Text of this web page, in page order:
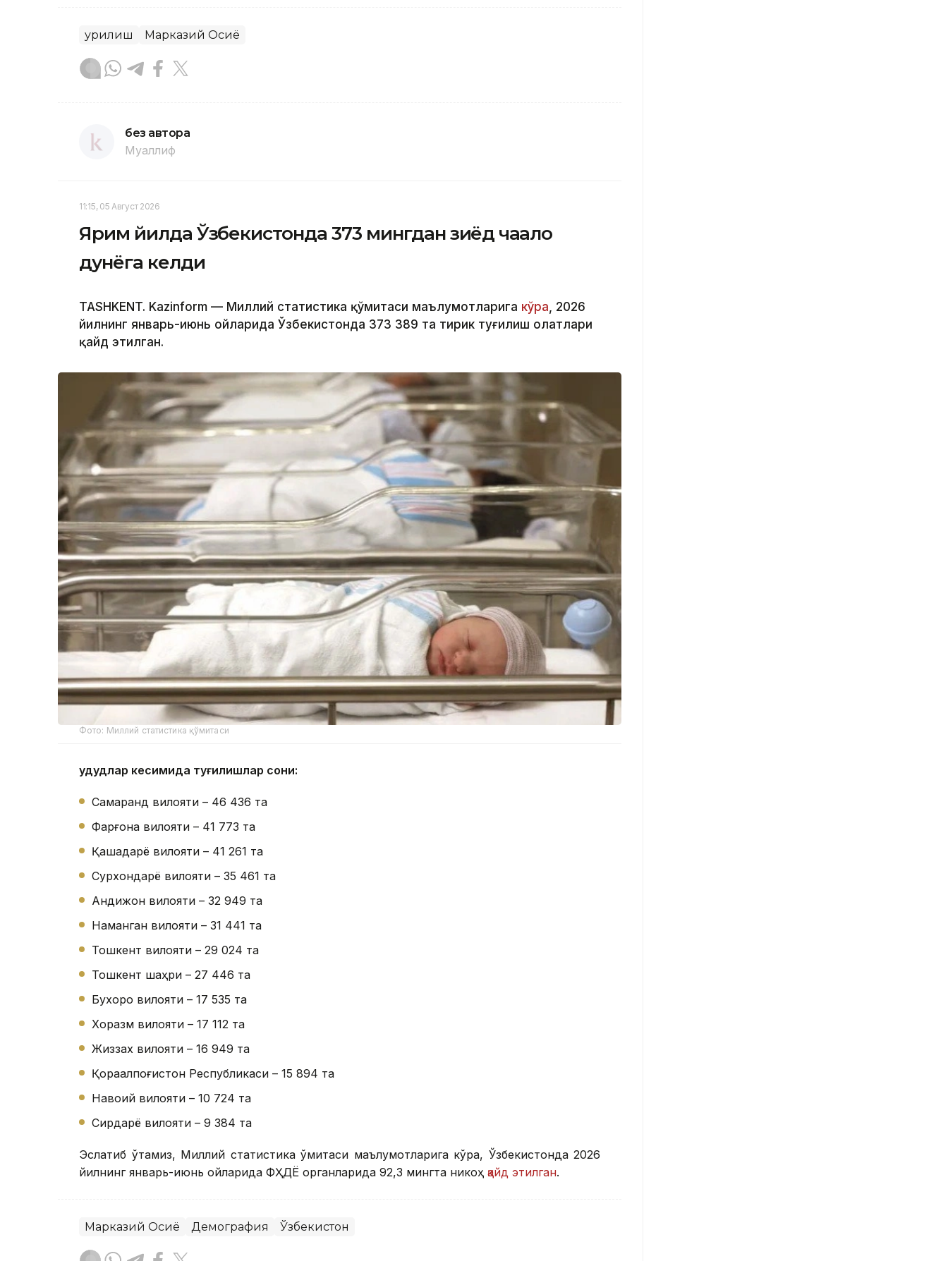
Қурилиш Марказий Осиё
без автора
Муаллиф
11:15, 05 Август 2026
Ярим йилда Ўзбекистонда 373 мингдан зиёд чақалоқ
дунёга келди
TASHKENT. Kazinform — Миллий статистика қўмитаси маълумотларига кўра, 2026
йилнинг январь-июнь ойларида Ўзбекистонда 373 389 та тирик туғилиш ҳолатлари
қайд этилган.
Фото: Миллий статистика қўмитаси
Ҳудудлар кесимида туғилишлар сони:
Самарқанд вилояти – 46 436 та
Фарғона вилояти – 41 773 та
Қашқадарё вилояти – 41 261 та
Сурхондарё вилояти – 35 461 та
Андижон вилояти – 32 949 та
Наманган вилояти – 31 441 та
Тошкент вилояти – 29 024 та
Тошкент шаҳри – 27 446 та
Бухоро вилояти – 17 535 та
Хоразм вилояти – 17 112 та
Жиззах вилояти – 16 949 та
Қорақалпоғистон Республикаси – 15 894 та
Навоий вилояти – 10 724 та
Сирдарё вилояти – 9 384 та
Эслатиб ўтамиз, Миллий статистика қўмитаси маълумотларига кўра, Ўзбекистонда 2026
йилнинг январь-июнь ойларида ФҲДЁ органларида 92,3 мингта никоҳ қайд этилган.
Марказий Осиё Демография Ўзбекистон